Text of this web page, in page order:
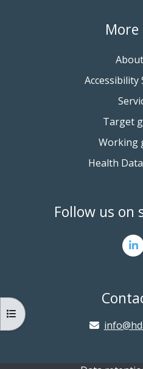
OPEN COURSE INDEX
Accessibility
Target
Working
Health
Follow us on